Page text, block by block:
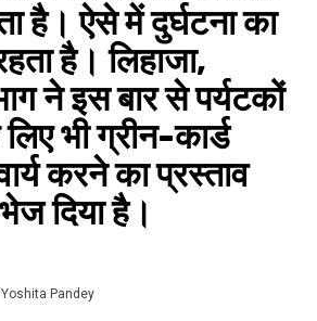
है। ऐसे में दुर्घटना का
है। लिहाजा,
ने इस बार से पर्यटकों
भी ग्रीन-कार्ड
करने का प्रस्ताव
दिया है।
Yoshita Pandey